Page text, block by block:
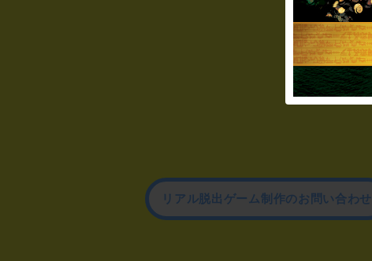
リアル脱出ゲーム制作のお問い合わせ